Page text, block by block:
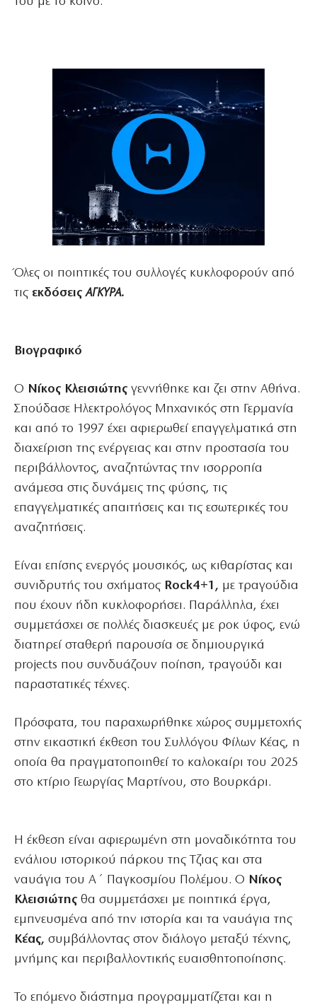
Όλες οι ποιητικές του συλλογές κυκλοφορούν από
τις εκδόσειςΑΓΚΥΡΑ.
Βιογραφικό
Ο Νίκος Κλεισιώτης γεννήθηκε και ζει στην Αθήνα.
Σπούδασε Ηλεκτρολόγος Μηχανικός στη Γερμανία
και από το 1997 έχει αφιερωθεί επαγγελματικά στη
διαχείριση της ενέργειας και στην προστασία του
περιβάλλοντος, αναζητώντας την ισορροπία
ανάμεσα στις δυνάμεις της φύσης, τις
επαγγελματικές απαιτήσεις και τις εσωτερικές του
αναζητήσεις.
Είναι επίσης ενεργός μουσικός, ως κιθαρίστας και
συνιδρυτής του σχήματος Rock4+1, με τραγούδια
που έχουν ήδη κυκλοφορήσει. Παράλληλα, έχει
συμμετάσχει σε πολλές διασκευές με ροκ ύφος, ενώ
διατηρεί σταθερή παρουσία σε δημιουργικά
projects που συνδυάζουν ποίηση, τραγούδι και
παραστατικές τέχνες.
Πρόσφατα, του παραχωρήθηκε χώρος συμμετοχής
στην εικαστική έκθεση του Συλλόγου Φίλων Κέας, η
οποία θα πραγματοποιηθεί το καλοκαίρι του 2025
στο κτίριο Γεωργίας Μαρτίνου, στο Βουρκάρι.
Η έκθεση είναι αφιερωμένη στη μοναδικότητα του
ενάλιου ιστορικού πάρκου της Τζιας και στα
ναυάγια του Α΄ Παγκοσμίου Πολέμου. Ο Νίκος
Κλεισιώτης θα συμμετάσχει με ποιητικά έργα,
εμπνευσμένα από την ιστορία και τα ναυάγια της
Κέας, συμβάλλοντας στον διάλογο μεταξύ τέχνης,
μνήμης και περιβαλλοντικής ευαισθητοποίησης.
Το επόμενο διάστημα προγραμματίζεται και η